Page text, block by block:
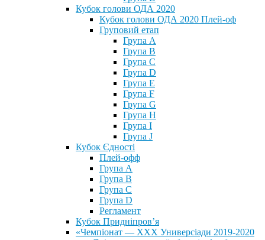
Кубок голови ОДА 2020
Кубок голови ОДА 2020 Плей-оф
Груповий етап
Група A
Група B
Група C
Група D
Група E
Група F
Група G
Група H
Група I
Група J
Кубок Єдності
Плей-офф
Група А
Група В
Група С
Група D
Регламент
Кубок Придніпров’я
«Чемпіонат — ХХХ Универсіади 2019-2020